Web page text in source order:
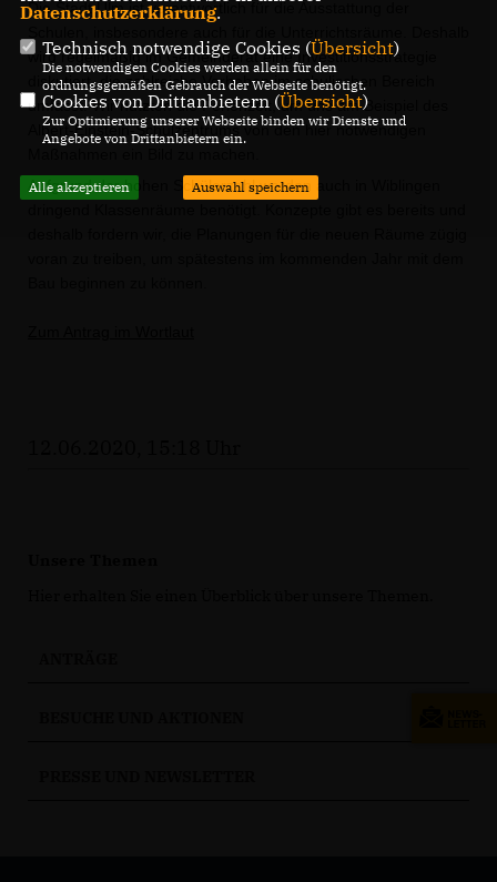
Die Stadt Ulm ist verantwortlich für die Ausstattung der
wird regelmäßig im Gemeinderat eine Investitionsstrategie
diskutiert, die zahlreiche Vorhaben im schulischen Bereich
umfasst. Wir nutzten die Ferienzeit, um uns am Beispiel des
Albert-Einstein-Schulzentrums von den hier notwendigen
Aufgrund der hohen Schülerzahl werden auch in Wiblingen
Datenschutzerklärung.
Technisch notwendige Cookies (Übersicht)
Die notwendigen Cookies werden allein für den
ordnungsgemäßen Gebrauch der Webseite benötigt.
Cookies von Drittanbietern (Übersicht)
Zur Optimierung unserer Webseite binden wir Dienste und
Angebote von Drittanbietern ein.
Alle akzeptieren Auswahl speichern